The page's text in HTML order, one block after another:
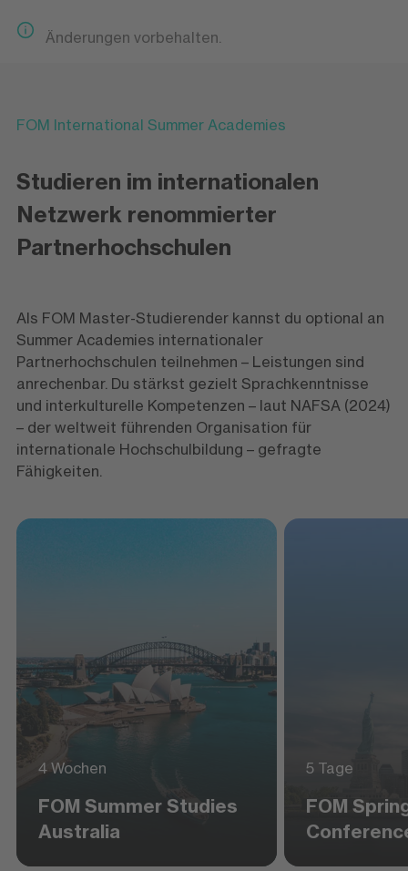
Änderungen vorbehalten.
FOM International Summer Academies
Studieren im internationalen
Netzwerk renommierter
Partnerhochschulen
Als FOM Master-Studierender kannst du optional an
Summer Academies internationaler
Partnerhochschulen teilnehmen – Leistungen sind
anrechenbar. Du stärkst gezielt Sprachkenntnisse
und interkulturelle Kompetenzen – laut NAFSA (2024)
– der weltweit führenden Organisation für
internationale Hochschulbildung – gefragte
Fähigkeiten.
4 Wochen
FOM Summer Studies
Australia
5 Tage
FOM